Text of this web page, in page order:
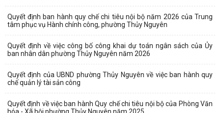
Quyết định ban hành quy chế chi tiêu nội bộ năm 2026 của Trung
tâm phục vụ Hành chính công, phường Thủy Nguyên
Quyết định về việc công bố công khai dự toán ngân sách của Ủy
ban nhân dân phường Thủy Nguyên năm 2026
Quyết định của UBND phường Thủy Nguyên về việc ban hành quy
chế quản lý tài sản công
Quyết định về việc ban hành Quy chế chi tiêu nội bộ của Phòng Văn
hóa - Xã hội phường Thủy Nguyên năm 2025